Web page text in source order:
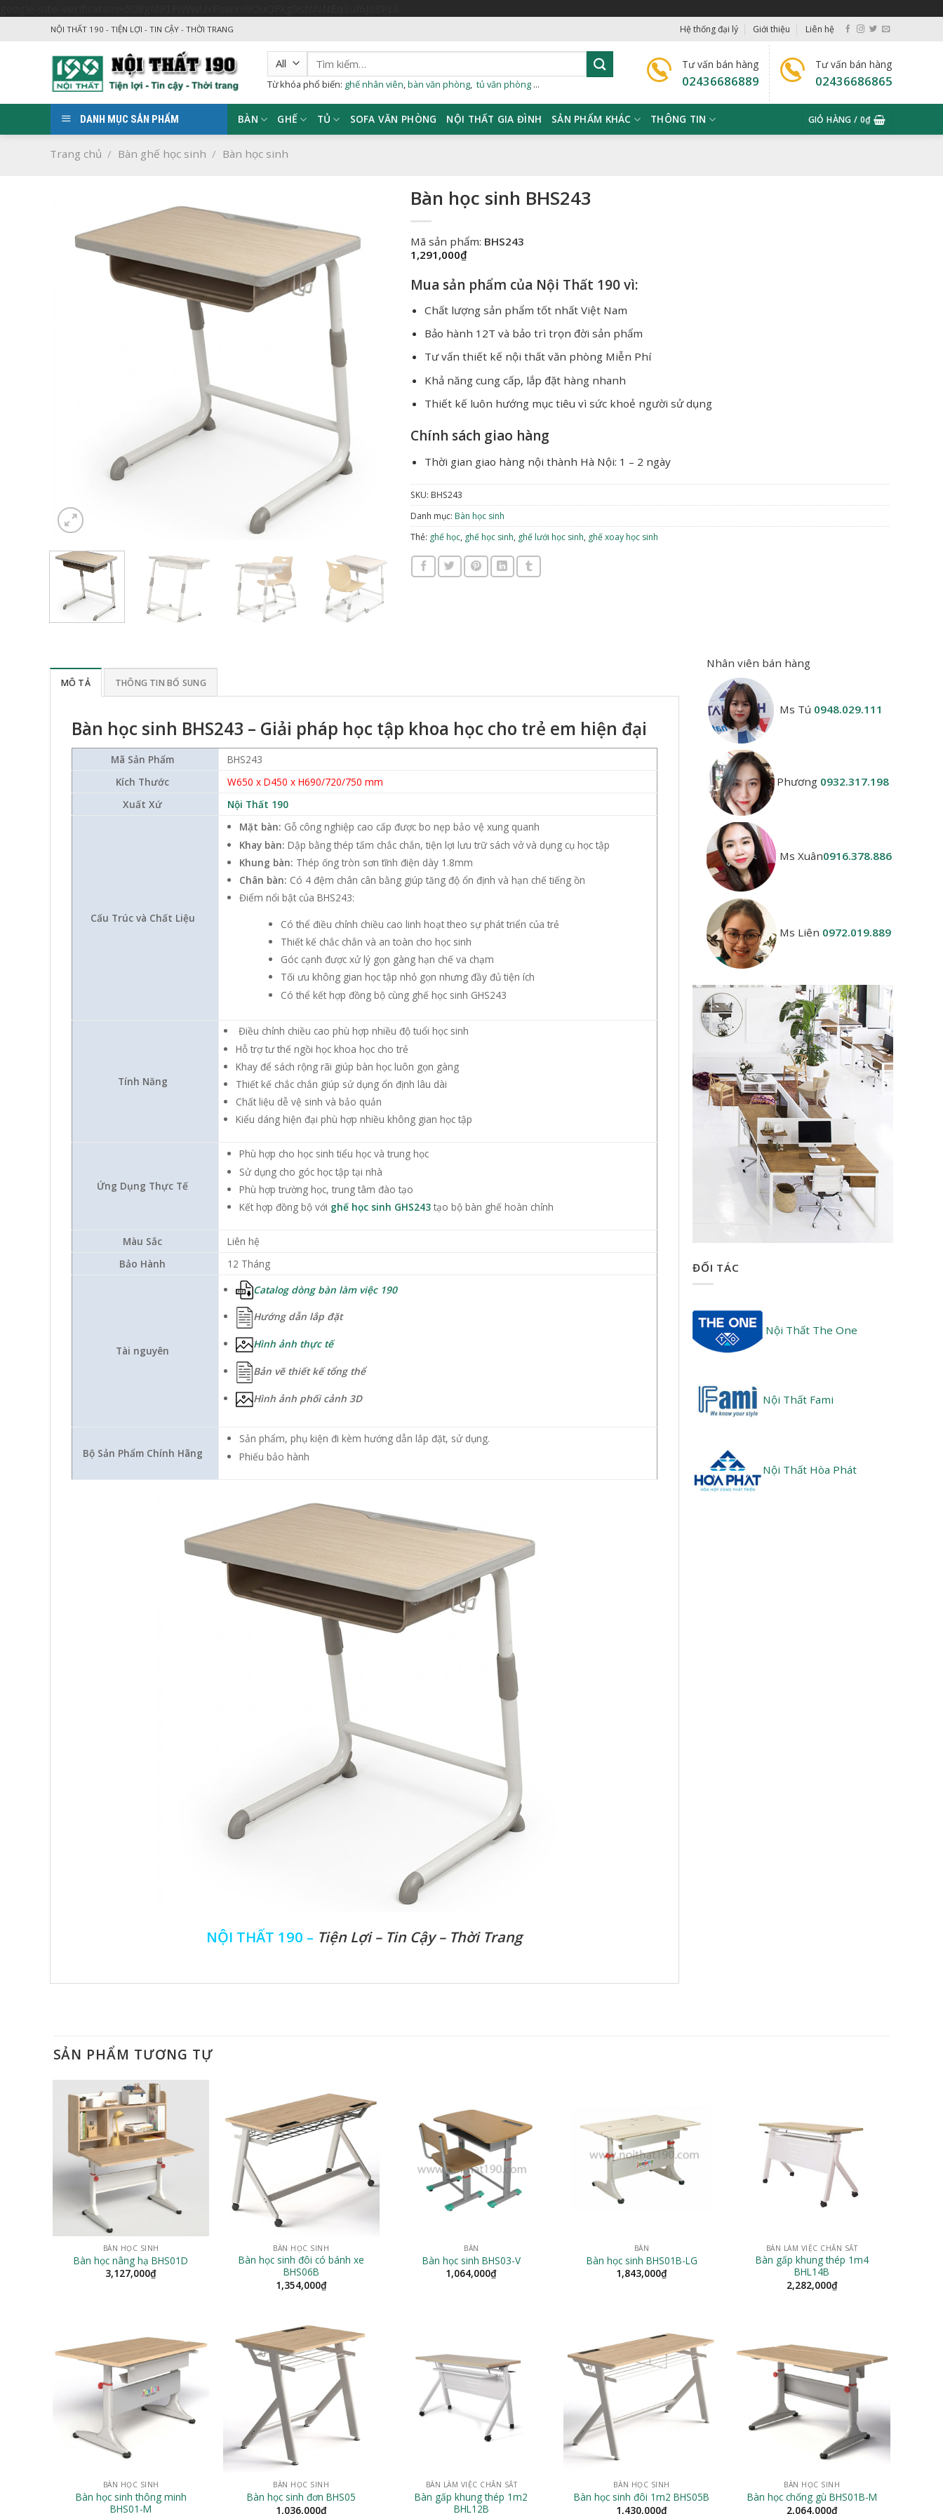
NỘI THẤT 190 - TIỆN LỢI - TIN CẬY - THỜI TRANG Hệ thống đại lý Giới thiệu Liên hệ
Tìm
kiếm:
Từ khóa phổ biến: ghế nhân viên bàn văn phòng tủ văn phòng ...
Tư vấn bán hàng
02436686889
Tư vấn bán hàng
02436686865
DANH MỤC SẢN PHẨM BÀN GHẾ TỦ SOFA VĂN PHÒNG NỘI THẤT GIA ĐÌNH SẢN PHẨM KHÁC THÔNG TIN GIỎ HÀNG / 0₫
Trang chủ / Bàn ghế học sinh / Bàn học sinh
Bàn học sinh BHS243
Mã sản phẩm: BHS243
1,291,000₫
Mua sản phẩm của Nội Thất 190 vì:
Chất lượng sản phẩm tốt nhất Việt Nam
Bảo hành 12T và bảo trì trọn đời sản phẩm
Tư vấn thiết kế nội thất văn phòng Miễn Phí
Khả năng cung cấp, lắp đặt hàng nhanh
Thiết kế luôn hướng mục tiêu vì sức khoẻ người sử dụng
Chính sách giao hàng
Thời gian giao hàng nội thành Hà Nội: 1 – 2 ngày
SKU: BHS243
Danh mục: Bàn học sinh
Thẻ: ghế học, ghế học sinh, ghế lưới học sinh, ghế xoay học sinh
MÔ TẢ THÔNG TIN BỔ SUNG
Bàn học sinh BHS243 – Giải pháp học tập khoa học cho trẻ em hiện đại
Mã Sản Phẩm
BHS243
Kích Thước
W650 x D450 x H690/720/750 mm
Xuất Xứ
Nội Thất 190
Cấu Trúc và Chất Liệu
Mặt bàn: Gỗ công nghiệp cao cấp được bo nẹp bảo vệ xung quanh
Khay bàn:Dập bằng thép tấm chắc chắn, tiện lợi lưu trữ sách vở và dụng cụ học tập
Khung bàn: Thép ống tròn sơn tĩnh điện dày 1.8mm
Chân bàn: Có 4 đệm chân cân bằng giúp tăng độ ổn định và hạn chế tiếng ồn
Điểm nổi bật của BHS243:
Có thể điều chỉnh chiều cao linh hoạt theo sự phát triển của trẻ
Thiết kế chắc chắn và an toàn cho học sinh
Góc cạnh được xử lý gọn gàng hạn chế va chạm
Tối ưu không gian học tập nhỏ gọn nhưng đầy đủ tiện ích
Có thể kết hợp đồng bộ cùng ghế học sinh GHS243
Tính Năng
Điều chỉnh chiều cao phù hợp nhiều độ tuổi học sinh
Hỗ trợ tư thế ngồi học khoa học cho trẻ
Khay để sách rộng rãi giúp bàn học luôn gọn gàng
Thiết kế chắc chắn giúp sử dụng ổn định lâu dài
Chất liệu dễ vệ sinh và bảo quản
Kiểu dáng hiện đại phù hợp nhiều không gian học tập
Ứng Dụng Thực Tế
Phù hợp cho học sinh tiểu học và trung học
Sử dụng cho góc học tập tại nhà
Phù hợp trường học, trung tâm đào tạo
Kết hợp đồng bộ với ghế học sinh GHS243 tạo bộ bàn ghế hoàn chỉnh
Màu Sắc
Liên hệ
Bảo Hành
12 Tháng
Tài nguyên
Catalog dòng bàn làm việc 190
Hướng dẫn lắp đặt
Hình ảnh thực tế
Bản vẽ thiết kế tổng thể
Hình ảnh phối cảnh 3D
Bộ Sản Phẩm Chính Hãng
Sản phẩm, phụ kiện đi kèm hướng dẫn lắp đặt, sử dụng.
Phiếu bảo hành
NỘI THẤT 190 – Tiện Lợi – Tin Cậy – Thời Trang
Nhân viên bán hàng
Ms Tú 0948.029.111
Phương 0932.317.198
Ms Xuân0916.378.886
Ms Liên 0972.019.889
ĐỐI TÁC
Nội Thất The One
Nội Thất Fami
Nội Thất Hòa Phát
SẢN PHẨM TƯƠNG TỰ
BÀN HỌC SINH
Bàn học nâng hạ BHS01D
3,127,000₫
BÀN HỌC SINH
Bàn học sinh đôi có bánh xe
BHS06B
1,354,000₫
BÀN
Bàn học sinh BHS03-V
1,064,000₫
BÀN
Bàn học sinh BHS01B-LG
1,843,000₫
BÀN LÀM VIỆC CHÂN SẮT
Bàn gấp khung thép 1m4
BHL14B
2,282,000₫
BÀN HỌC SINH
Bàn học sinh thông minh
BHS01-M
BÀN HỌC SINH
Bàn học sinh đơn BHS05
1,036,000₫
BÀN LÀM VIỆC CHÂN SẮT
Bàn gấp khung thép 1m2
BHL12B
BÀN HỌC SINH
Bàn học sinh đôi 1m2 BHS05B
1,430,000₫
BÀN HỌC SINH
Bàn học chống gù BHS01B-M
2,064,000₫